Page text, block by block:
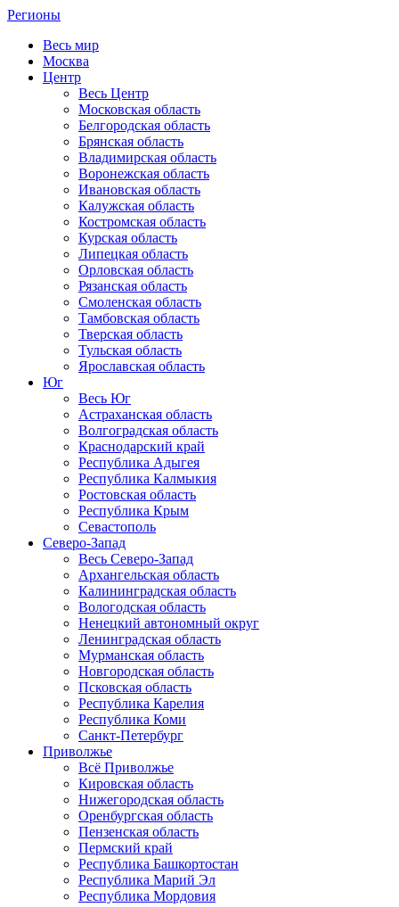
Регионы
Весь мир
Москва
Центр
Весь Центр
Московская область
Белгородская область
Брянская область
Владимирская область
Воронежская область
Ивановская область
Калужская область
Костромская область
Курская область
Липецкая область
Орловская область
Рязанская область
Смоленская область
Тамбовская область
Тверская область
Тульская область
Ярославская область
Юг
Весь Юг
Астраханская область
Волгоградская область
Краснодарский край
Республика Адыгея
Республика Калмыкия
Ростовская область
Республика Крым
Севастополь
Северо-Запад
Весь Северо-Запад
Архангельская область
Калининградская область
Вологодская область
Ненецкий автономный округ
Ленинградская область
Мурманская область
Новгородская область
Псковская область
Республика Карелия
Республика Коми
Санкт-Петербург
Приволжье
Всё Приволжье
Кировская область
Нижегородская область
Оренбургская область
Пензенская область
Пермский край
Республика Башкортостан
Республика Марий Эл
Республика Мордовия